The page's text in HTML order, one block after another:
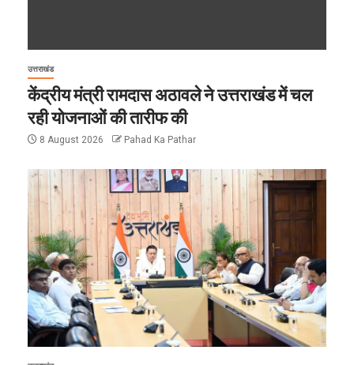
उत्तराखंड
केंद्रीय मंत्री रामदास अठावले ने उत्तराखंड में चल
रही योजनाओं की तारीफ की
8 August 2026 Pahad Ka Pathar